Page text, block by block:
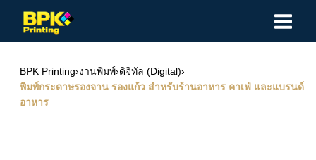
BPK Printing›งานพิมพ์›ดิจิทัล (Digital)›
พิมพ์กระดาษรองจาน รองแก้ว สำหรับร้านอาหาร คาเฟ่ และแบรนด์
อาหาร